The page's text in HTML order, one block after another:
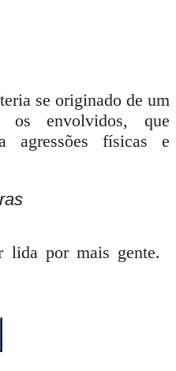
se originado de um
os envolvidos, que
agressões físicas e
lida por mais gente.